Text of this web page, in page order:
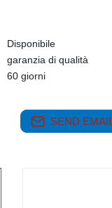
Disponibile
garanzia di qualità
60 giorni
SEND